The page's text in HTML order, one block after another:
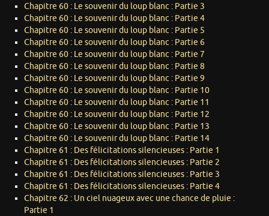
Chapitre 60 : Le souvenir du loup blanc : Partie 3
Chapitre 60 : Le souvenir du loup blanc : Partie 4
Chapitre 60 : Le souvenir du loup blanc : Partie 5
Chapitre 60 : Le souvenir du loup blanc : Partie 6
Chapitre 60 : Le souvenir du loup blanc : Partie 7
Chapitre 60 : Le souvenir du loup blanc : Partie 8
Chapitre 60 : Le souvenir du loup blanc : Partie 9
Chapitre 60 : Le souvenir du loup blanc : Partie 10
Chapitre 60 : Le souvenir du loup blanc : Partie 11
Chapitre 60 : Le souvenir du loup blanc : Partie 12
Chapitre 60 : Le souvenir du loup blanc : Partie 13
Chapitre 60 : Le souvenir du loup blanc : Partie 14
Chapitre 61 : Des félicitations silencieuses : Partie 1
Chapitre 61 : Des félicitations silencieuses : Partie 2
Chapitre 61 : Des félicitations silencieuses : Partie 3
Chapitre 61 : Des félicitations silencieuses : Partie 4
Chapitre 62 : Un ciel nuageux avec une chance de pluie :
Partie 1